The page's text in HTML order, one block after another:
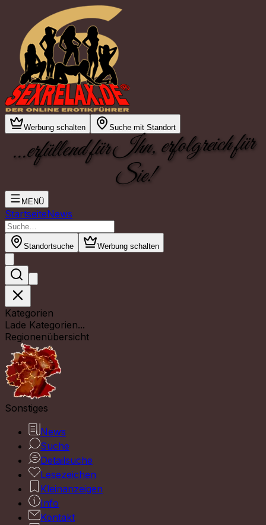
Werbung schalten Suche mit Standort
...erfüllend für Ihn, erfolgreich für
Sie!
MENÜ
StartseiteNews
Standortsuche Werbung schalten
Kategorien
Lade Kategorien...
Regionenübersicht
Sonstiges
News
Suche
Detailsuche
Lesezeichen
Kleinanzeigen
Info
Kontakt